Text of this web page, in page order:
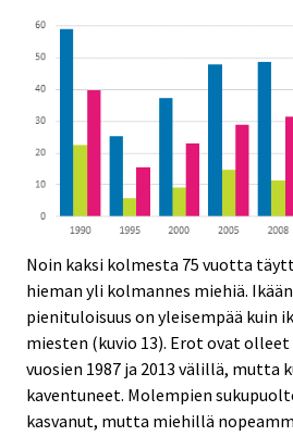
Noin kaksi kolmesta 75 vuotta
hieman yli kolmannes miehiä.
pienituloisuus on yleisempää kuin
miesten (kuvio 13). Erot ovat
vuosien 1987 ja 2013 välillä, mutta
kaventuneet. Molempien
kasvanut, mutta miehillä